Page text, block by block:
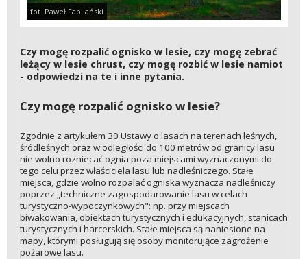
fot. Paweł Fabijański
Czy mogę rozpalić ognisko w lesie, czy mogę zebrać
leżący w lesie chrust, czy mogę rozbić w lesie namiot
- odpowiedzi na te i inne pytania.
Czy mogę rozpalić ognisko w lesie?
Zgodnie z artykułem 30 Ustawy o lasach na terenach leśnych,
śródleśnych oraz w odległości do 100 metrów od granicy lasu
nie wolno rozniecać ognia poza miejscami wyznaczonymi do
tego celu przez właściciela lasu lub nadleśniczego. Stałe
miejsca, gdzie wolno rozpalać ogniska wyznacza nadleśniczy
poprzez „techniczne zagospodarowanie lasu w celach
turystyczno-wypoczynkowych": np. przy miejscach
biwakowania, obiektach turystycznych i edukacyjnych, stanicach
turystycznych i harcerskich. Stałe miejsca są naniesione na
mapy, którymi posługują się osoby monitorujące zagrożenie
pożarowe lasu.